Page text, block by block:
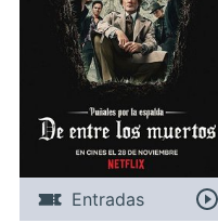
Entradas